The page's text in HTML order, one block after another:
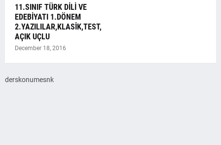
11.SINIF TÜRK DİLİ VE
EDEBİYATI 1.DÖNEM
2.YAZILILAR,KLASİK,TEST,
AÇIK UÇLU
December 18, 2016
derskonumesnk